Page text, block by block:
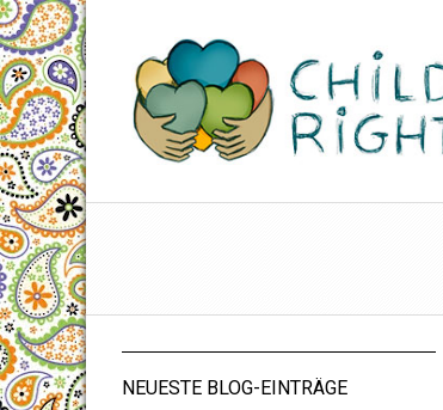
NEUESTE BLOG-EINTRÄGE